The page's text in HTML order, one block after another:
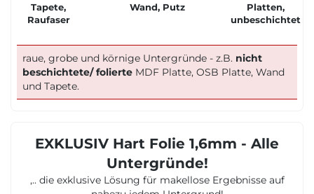
Tapete,
Raufaser
Wand, Putz
Platten,
unbeschichtet
raue, grobe und körnige Untergründe - z.B. nicht
beschichtete/ folierte MDF Platte, OSB Platte, Wand
und Tapete.
EXKLUSIV Hart Folie 1,6mm - Alle
Untergründe!
,.. die exklusive Lösung für makellose Ergebnisse auf